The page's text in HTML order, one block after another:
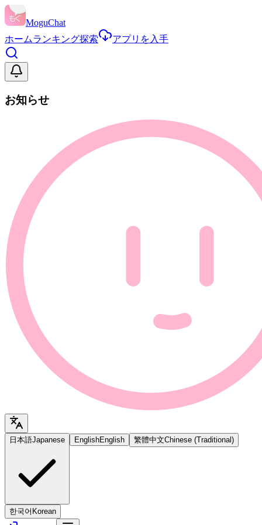
MoguChat
ホームランキング探索 アプリを入手
お知らせ
日本語Japanese EnglishEnglish 繁體中文Chinese (Traditional)
한국어 Korean